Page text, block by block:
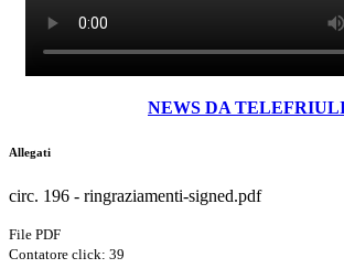
NEWS DA
Allegati
circ. 196 - ringraziamenti-signed.pdf
File PDF
Contatore click: 39